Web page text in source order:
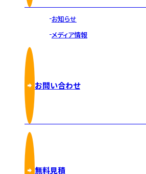
お知らせ
メディア情報
お問い合わせ
無料見積